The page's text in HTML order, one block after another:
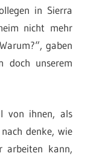
in Sierra
nicht mehr
gaben
doch unserem
von ihnen, als
denke, wie
arbeiten kann,